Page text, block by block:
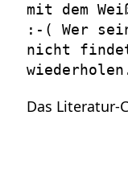
mit dem
:-( Wer
nicht
Das Literatur-